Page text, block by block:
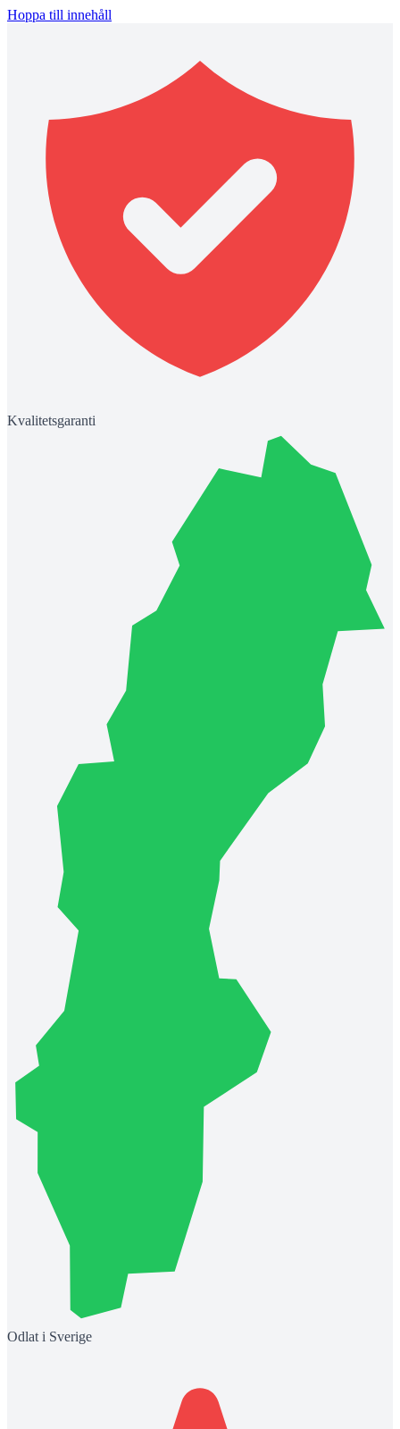
Hoppa till innehåll
Kvalitetsgaranti
Odlat i Sverige